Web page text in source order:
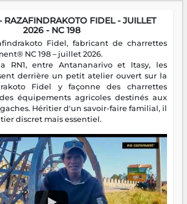
RAZAFINDRAKOTO FIDEL - JUILLET
2026 - NC 198
Fidel, fabricant de charrettes
NC 198 – juillet 2026.
RN1, entre Antananarivo et Itasy, les
derrière un petit atelier ouvert sur la
Fidel y façonne des charrettes
équipements agricoles destinés aux
Héritier d'un savoir-faire familial, il
discret mais essentiel.